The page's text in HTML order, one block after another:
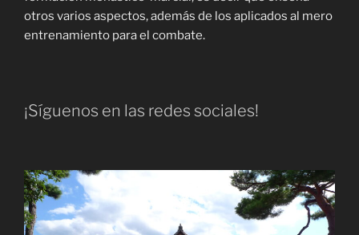
otros varios aspectos, además de los aplicados al mero
entrenamiento para el combate.
¡Síguenos en las redes sociales!